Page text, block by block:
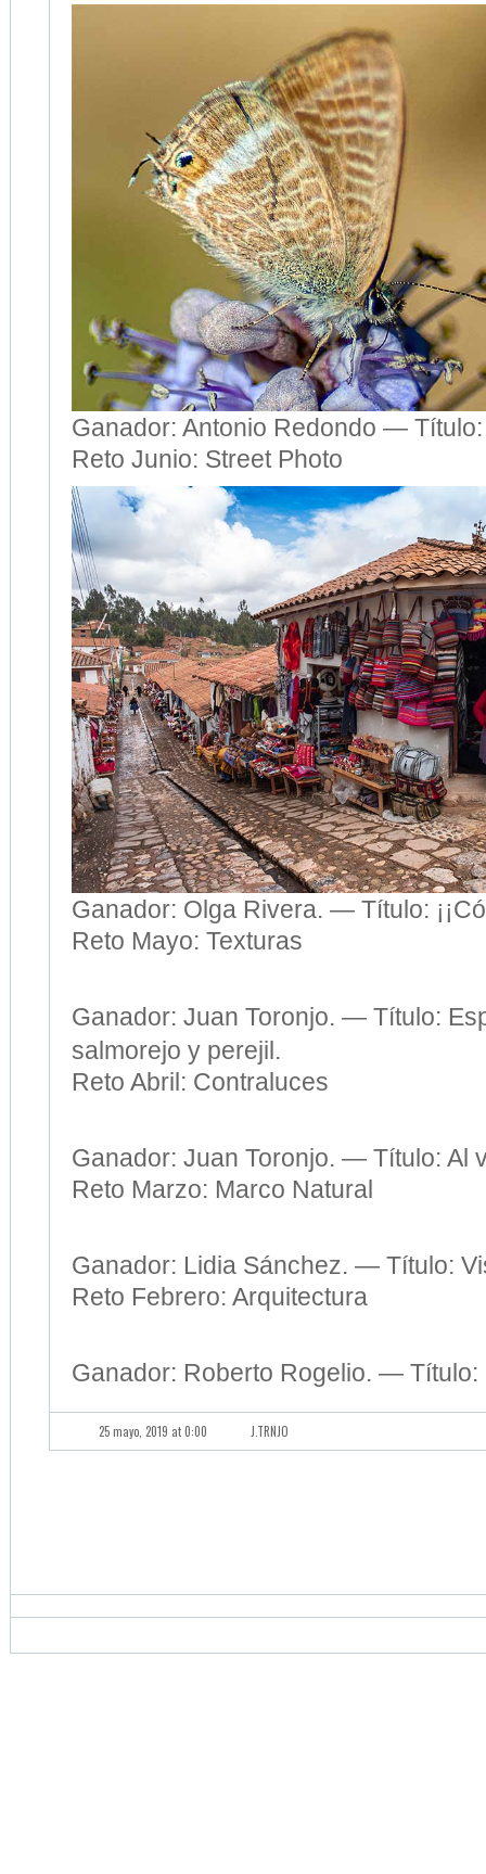
Ganador: Antonio Redondo —
Reto Junio: Street Photo
Ganador: Olga Rivera. — Título:
Reto Mayo: Texturas
Ganador: Juan Toronjo. — Título:
salmorejo y perejil.
Reto Abril: Contraluces
Ganador: Juan Toronjo. — Título: Al
Reto Marzo: Marco Natural
Ganador: Lidia Sánchez. — Título:
Reto Febrero: Arquitectura
Ganador: Roberto Rogelio. — Título:
25 mayo, 2019 at 0:00 J.TRNJO